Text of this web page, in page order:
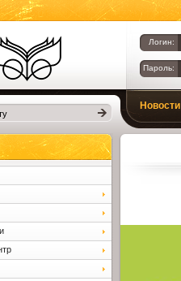
Логин:
Пароль:
Новости